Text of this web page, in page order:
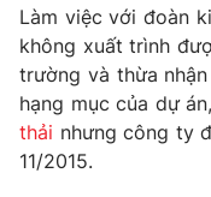
Câu chuyện quốc tế
Tài chính
Thị trường
Góc doanh nghiệp
Dữ liệu và đời
Truyền hình
Phim VTV
Làm việc với đoàn
không xuất trình
trường và thừa
hạng mục của dự
thải nhưng công ty
11/2015.